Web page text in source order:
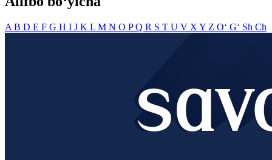
A B D E F G H I J K L M N O PQ R S T U V X Y Z O‘ G‘ Sh Ch